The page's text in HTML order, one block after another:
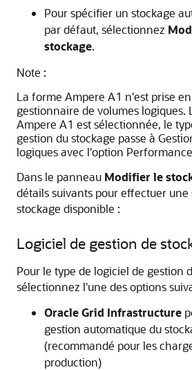
Pour spécifier un stockage
par défaut, sélectionnez
stockage.
Note :
La forme Ampere A1 n'est prise
gestionnaire de volumes logiques.
Ampere A1 est sélectionnée, le
gestion du stockage passe à
logiques avec l'option
Dans le panneau Modifier le
détails suivants pour effectuer une
stockage disponible :
Logiciel de gestion de
Pour le type de logiciel de gestion
sélectionnez l'une des options
Oracle Grid Infrastructure
gestion automatique du
(recommandé pour les
production)